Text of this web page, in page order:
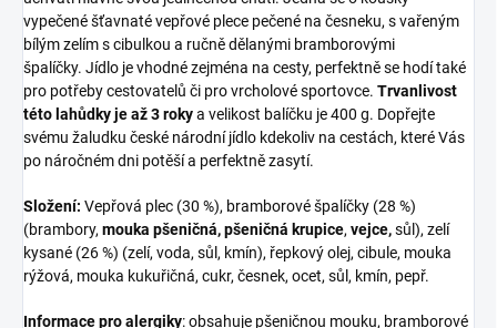
vypečené šťavnaté vepřové plece pečené na česneku, s vařeným
bílým zelím s cibulkou a ručně dělanými bramborovými
špalíčky. Jídlo je vhodné zejména na cesty, perfektně se hodí také
pro potřeby cestovatelů či pro vrcholové sportovce. Trvanlivost
této lahůdky je až 3 rokya velikost balíčku je 400 g. Dopřejte
svému žaludku české národní jídlo kdekoliv na cestách, které Vás
po náročném dni potěší a perfektně zasytí.
Složení: Vepřová plec (30 %), bramborové špalíčky (28 %)
(brambory, mouka pšeničná, pšeničná krupice, vejce,sůl), zelí
kysané (26 %) (zelí, voda, sůl, kmín), řepkový olej, cibule, mouka
rýžová, mouka kukuřičná, cukr, česnek, ocet, sůl, kmín, pepř.
Informace pro alergiky: obsahuje pšeničnou mouku, bramborové